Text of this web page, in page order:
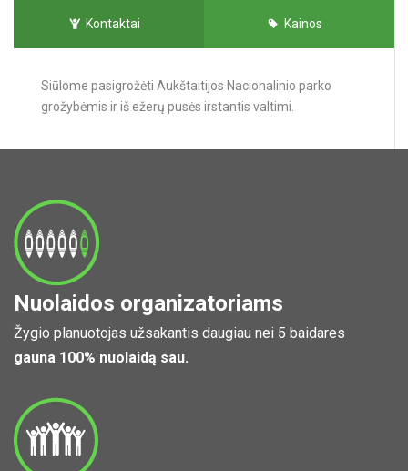
Kontaktai Kainos
Siūlome pasigrožėti Aukštaitijos Nacionalinio parko
grožybėmis ir iš ežerų pusės irstantis valtimi.
Nuolaidos organizatoriams
Žygio planuotojas užsakantis daugiau nei 5 baidares
gauna 100% nuolaidą sau.